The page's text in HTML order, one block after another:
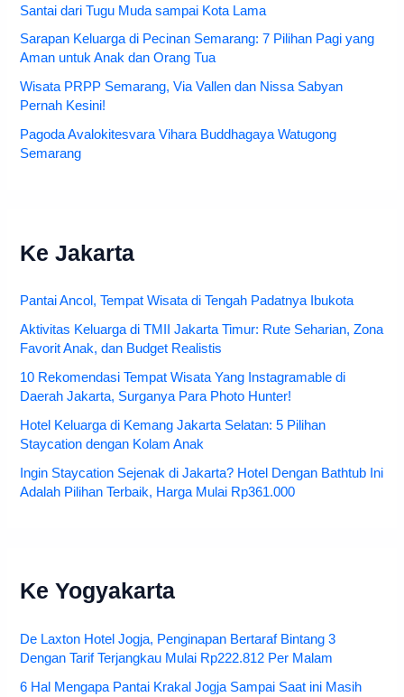
Santai dari Tugu Muda sampai Kota Lama
Sarapan Keluarga di Pecinan Semarang: 7 Pilihan Pagi yang
Aman untuk Anak dan Orang Tua
Wisata PRPP Semarang, Via Vallen dan Nissa Sabyan
Pernah Kesini!
Pagoda Avalokitesvara Vihara Buddhagaya Watugong
Semarang
Ke Jakarta
Pantai Ancol, Tempat Wisata di Tengah Padatnya Ibukota
Aktivitas Keluarga di TMII Jakarta Timur: Rute Seharian, Zona
Favorit Anak, dan Budget Realistis
10 Rekomendasi Tempat Wisata Yang Instagramable di
Daerah Jakarta, Surganya Para Photo Hunter!
Hotel Keluarga di Kemang Jakarta Selatan: 5 Pilihan
Staycation dengan Kolam Anak
Ingin Staycation Sejenak di Jakarta? Hotel Dengan Bathtub Ini
Adalah Pilihan Terbaik, Harga Mulai Rp361.000
Ke Yogyakarta
De Laxton Hotel Jogja, Penginapan Bertaraf Bintang 3
Dengan Tarif Terjangkau Mulai Rp222.812 Per Malam
6 Hal Mengapa Pantai Krakal Jogja Sampai Saat ini Masih